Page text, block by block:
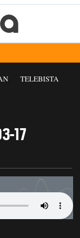
TELEBISTA
17